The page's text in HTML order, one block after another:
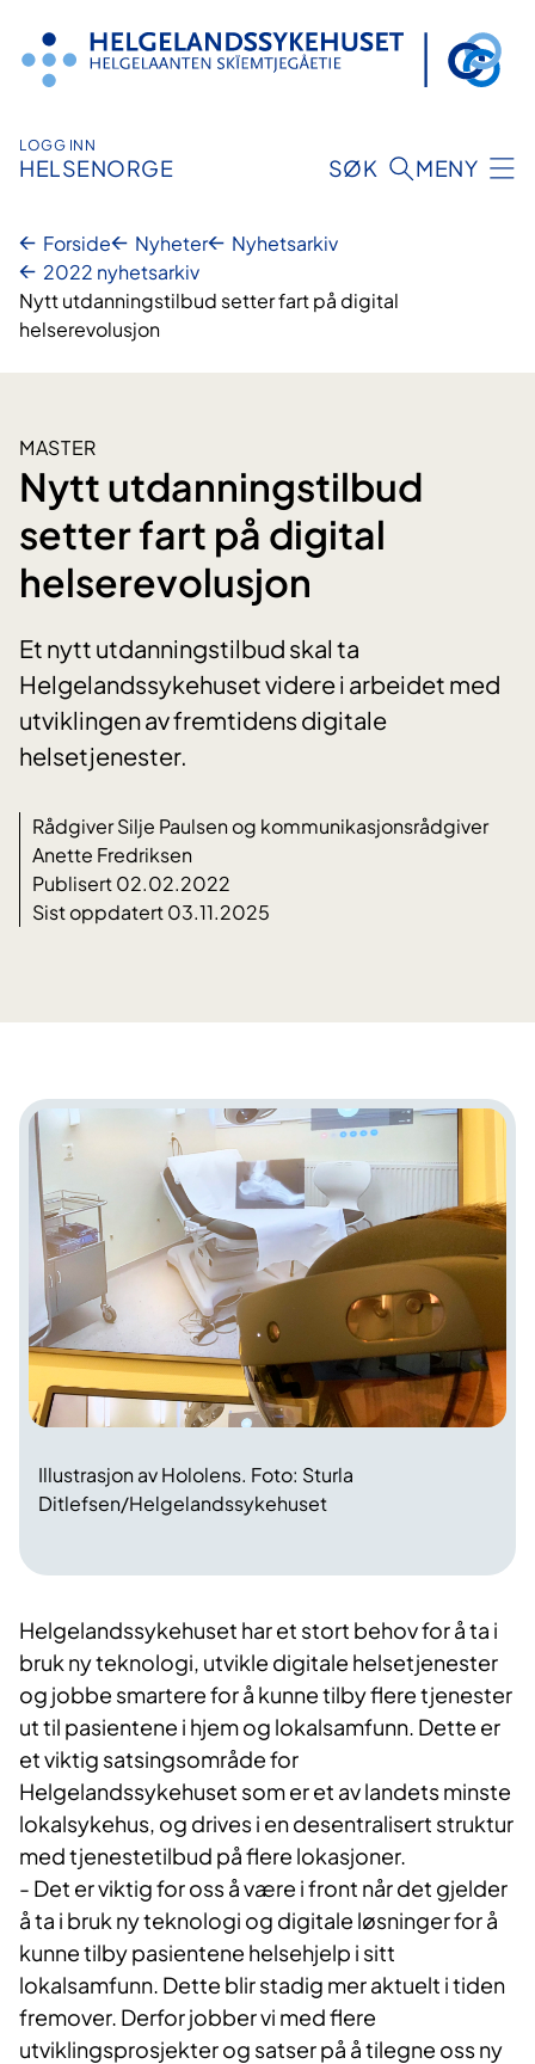
innhold
LOGG INN
HELSENORGE SØK MENY
Forside Nyheter
Nyhetsarkiv
2022 nyhetsarkiv
Nytt utdanningstilbud setter fart på digital
helserevolusjon
MASTER
Nytt utdanningstilbud
setter fart på digital
helserevolusjon
Et nytt utdanningstilbud skal ta
Helgelandssykehuset videre i arbeidet med
utviklingen av fremtidens digitale
helsetjenester.
Rådgiver Silje Paulsen og kommunikasjonsrådgiver
Anette Fredriksen
Publisert 02.02.2022
Sist oppdatert 03.11.2025
Illustrasjon av Hololens. Foto: Sturla
Ditlefsen/Helgelandssykehuset
Helgelandssykehuset har et stort behov for å ta i
bruk ny teknologi, utvikle digitale helsetjenester
og jobbe smartere for å kunne tilby flere tjenester
ut til pasientene i hjem og lokalsamfunn. Dette er
et viktig satsingsområde for
Helgelandssykehuset som er et av landets minste
lokalsykehus, og drives i en desentralisert struktur
med tjenestetilbud på flere lokasjoner.
- Det er viktig for oss å være i front når det gjelder
å ta i bruk ny teknologi og digitale løsninger for å
kunne tilby pasientene helsehjelp i sitt
lokalsamfunn. Dette blir stadig mer aktuelt i tiden
fremover. Derfor jobber vi med flere
utviklingsprosjekter og satser på å tilegne oss ny